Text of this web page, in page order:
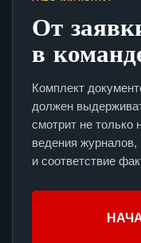
От
в
Комплект
должен
смотрит не только
ведения журналов,
и соответствие